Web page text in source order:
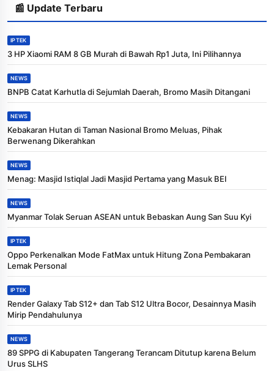
📰 Update Terbaru
IPTEK
3 HP Xiaomi RAM 8 GB Murah di Bawah Rp1 Juta, Ini Pilihannya
NEWS
BNPB Catat Karhutla di Sejumlah Daerah, Bromo Masih Ditangani
NEWS
Kebakaran Hutan di Taman Nasional Bromo Meluas, Pihak
Berwenang Dikerahkan
NEWS
Menag: Masjid Istiqlal Jadi Masjid Pertama yang Masuk BEI
NEWS
Myanmar Tolak Seruan ASEAN untuk Bebaskan Aung San Suu Kyi
IPTEK
Oppo Perkenalkan Mode FatMax untuk Hitung Zona Pembakaran
Lemak Personal
IPTEK
Render Galaxy Tab S12+ dan Tab S12 Ultra Bocor, Desainnya Masih
Mirip Pendahulunya
NEWS
89 SPPG di Kabupaten Tangerang Terancam Ditutup karena Belum
Urus SLHS